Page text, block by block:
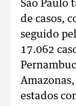
São Paulo
de casos,
seguido
17.062
estados